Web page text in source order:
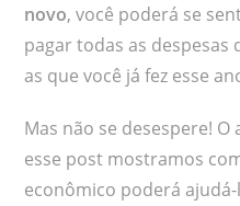
novo, você poderá se
pagar todas as despesas
as que você já fez esse
Mas não se desespere!
esse post mostramos
econômico poderá